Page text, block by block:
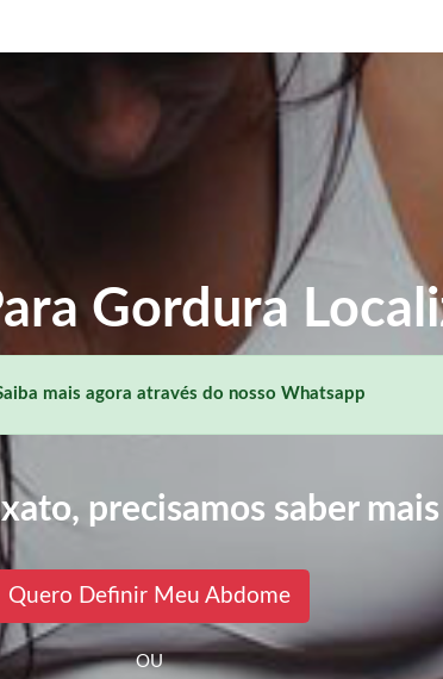
Gordura
mais agora através do nosso Whatsapp
precisamos saber
Quero Definir Meu Abdome
OU